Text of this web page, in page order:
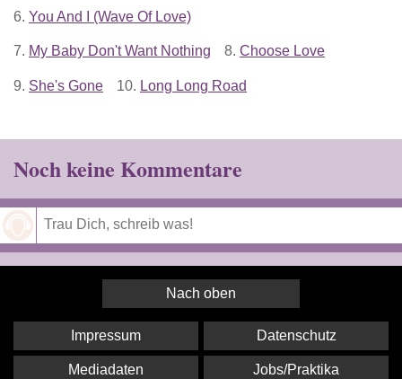
6. You And I (Wave Of Love)
7. My Baby Don't Want Nothing 8. Choose Love
9. She's Gone 10. Long Long Road
Noch keine Kommentare
Nach oben
Impressum Datenschutz
Mediadaten Jobs/Praktika